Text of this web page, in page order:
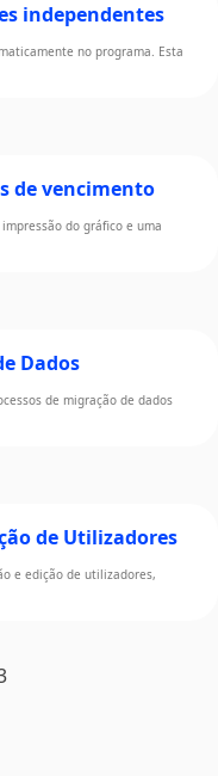
independentes
no programa. Esta
de vencimento
do gráfico e uma
Dados
de migração de dados
de Utilizadores
e edição de utilizadores,